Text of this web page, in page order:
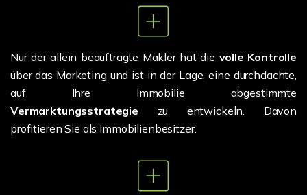
Nur der allein beauftragte Makler hat die volle Kontrolle
über das Marketing und ist in der Lage, eine durchdachte,
auf Ihre Immobilie abgestimmte
Vermarktungsstrategie zu entwickeln. Davon
profitieren Sie als Immobilienbesitzer.